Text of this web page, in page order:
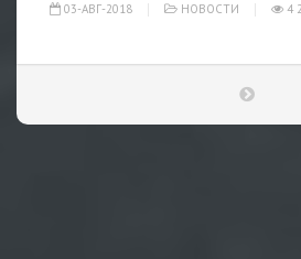
03-АВГ-2018 НОВОСТИ 4